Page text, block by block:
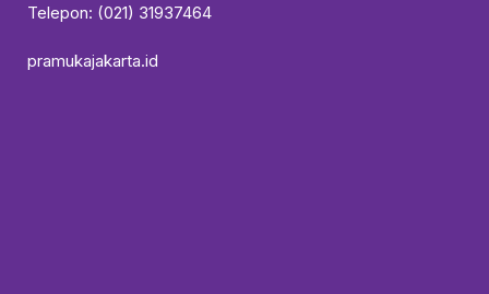
Telepon: (021) 31937464
pramukajakarta.id